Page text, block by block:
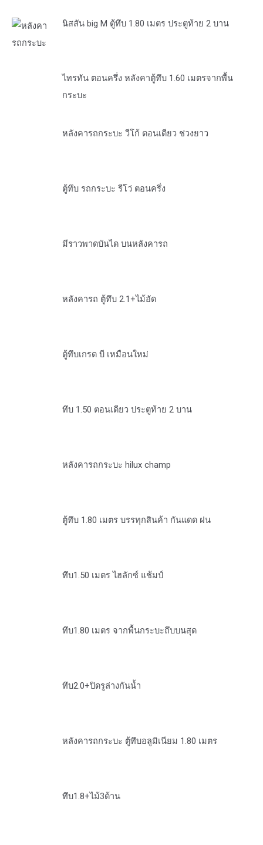
นิสสัน big M ตู้ทึบ 1.80 เมตร ประตูท้าย 2 บาน
ไทรทัน ตอนครึ่ง หลังคาตู้ทึบ 1.60 เมตรจากพื้น
กระบะ
หลังคารถกระบะ วีโก้ ตอนเดียว ช่วงยาว
ตู้ทึบ รถกระบะ รีโว่ ตอนครึ่ง
มีราวพาดบันได บนหลังคารถ
หลังคารถ ตู้ทึบ 2.1+ไม้อัด
ตู้ทึบเกรด บี เหมือนใหม่
ทึบ 1.50 ตอนเดียว ประตูท้าย 2 บาน
หลังคารถกระบะ hilux champ
ตู้ทึบ 1.80 เมตร บรรทุกสินค้า กันแดด ฝน
ทึบ1.50 เมตร ไฮลักซ์ แช้มป์
ทึบ1.80 เมตร จากพื้นกระบะถึบบนสุด
ทึบ2.0+ปิดรูล่างกันน้ำ
หลังคารถกระบะ ตู้ทึบอลูมิเนียม 1.80 เมตร
ทึบ1.8+ไม้3ด้าน